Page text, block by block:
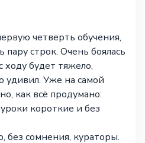
четверть обучения,
пару строк. Очень боялась
ходу будет тяжело,
удивил. Уже на самой
как всё продумано:
короткие и без
без сомнения, кураторы.